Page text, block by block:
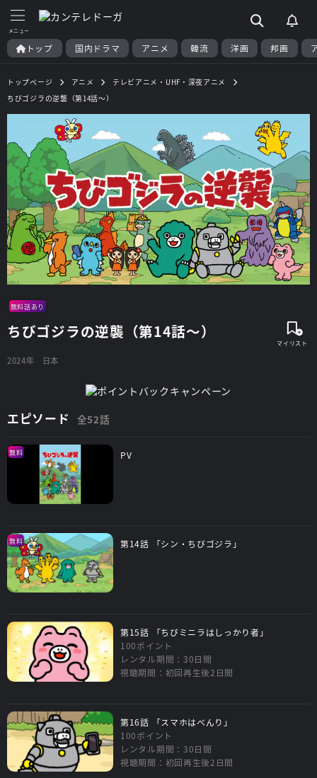
トップ 国内ドラマ アニメ 韓流 洋画 邦画
トップページ アニメ
テレビアニメ・UHF・深夜アニメ
ちびゴジラの逆襲（第14話～）
無料話あり
ちびゴジラの逆襲（第14話～）
2024年 日本
エピソード 全52話
無料 PV
無料 第14話 「シン・ちびゴジラ」
第15話 「ちびミニラはしっかり者」
100ポイント
レンタル期間：30日間
視聴期間：初回再生後2日間
第16話 「スマホはべんり」
100ポイント
レンタル期間：30日間
視聴期間：初回再生後2日間